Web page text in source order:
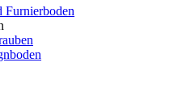
Furnierboden